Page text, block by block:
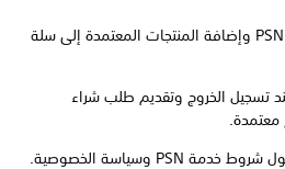
أ. تسجيل الدخول إلى حساب لـ PSN وإضافة المنتجات المعتمدة إلى سلة
تسجيل الخروج وتقديم طلب شراء
معتمدة.